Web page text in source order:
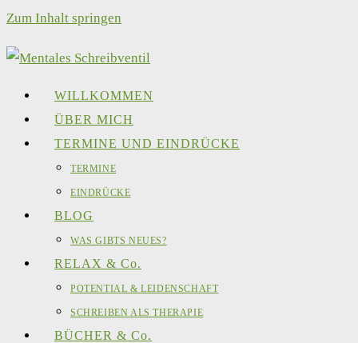
Zum Inhalt springen
WILLKOMMEN
ÜBER MICH
TERMINE UND EINDRÜCKE
TERMINE
EINDRÜCKE
BLOG
WAS GIBTS NEUES?
RELAX & Co.
POTENTIAL & LEIDENSCHAFT
SCHREIBEN ALS THERAPIE
BÜCHER & Co.